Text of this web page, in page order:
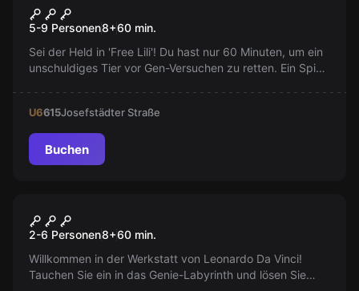
Free the Monkey
5-9 Personen8+60 min.
Sei der Held in 'Free Lili'! Du hast nur 60 Minuten, um ein
unschuldiges Tier vor Gen-Versuchen zu retten. Ein Spiel
U6615Josefstädter Straße
Buchen
Da Vinci
2-6 Personen8+60 min.
Willkommen in der Werkstatt von Leonardo Da Vinci!
Tauchen Sie ein in das Genie-Labyrinth und lösen Sie